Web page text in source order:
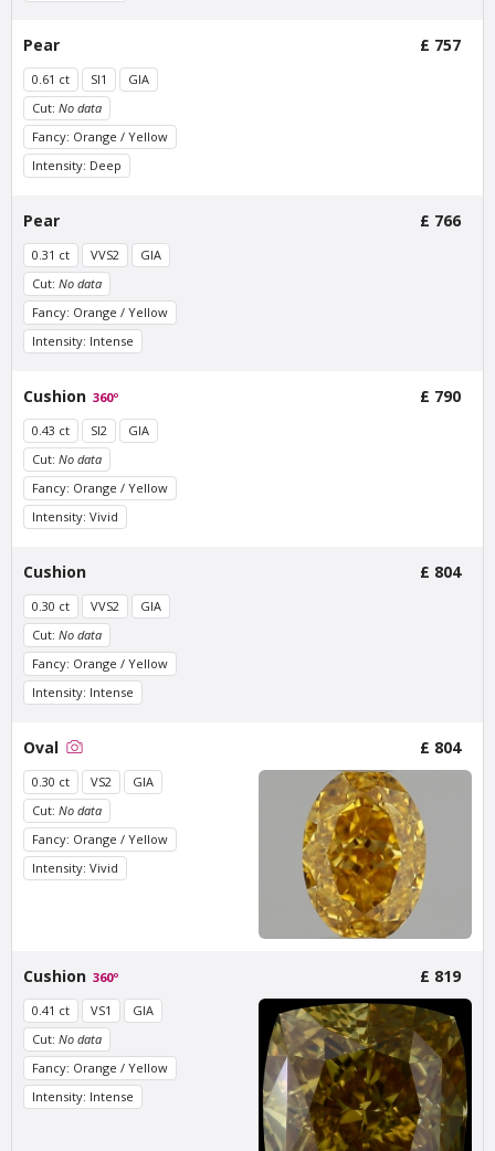
£ 425excl. VAT
Van Amstel Beurs
Van Amstel Torensluis
£ 425excl. VAT
£ 425
Van Amstel
Pear £ 757
0.61 ct SI1
GIA
Cut: No data
Fancy: Orange / Yellow
Intensity: Deep
Pear £ 766
0.31 ct VVS2
GIA
Cut: No data
Fancy: Orange / Yellow
Intensity: Intense
Cushion 360º £ 790
0.43 ct SI2
GIA
Cut: No data
Fancy: Orange / Yellow
Intensity: Vivid
Cushion £ 804
0.30 ct VVS2
GIA
Cut: No data
Fancy: Orange / Yellow
Intensity: Intense
Oval £ 804
0.30 ct VS2
GIA
Cut: No data
Fancy: Orange / Yellow
Intensity: Vivid
Cushion 360º £ 819
0.41 ct VS1
GIA
Cut: No data
Fancy: Orange / Yellow
Intensity: Intense